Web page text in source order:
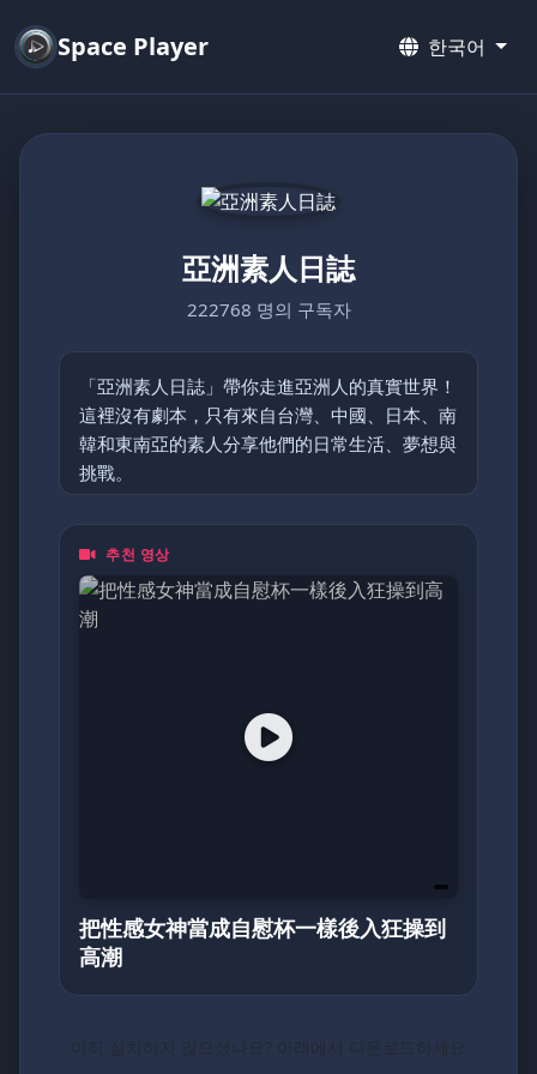
Space Player 한국어
亞洲素人日誌
222768 명의 구독자
「亞洲素人日誌」帶你走進亞洲人的真實世界！
這裡沒有劇本，只有來自台灣、中國、日本、南
韓和東南亞的素人分享他們的日常生活、夢想與
挑戰。
從鄉村的簡單快樂到都市的忙碌節奏，每支影片
都是一頁動人的日記。加入我們，探索亞洲最真
摯的面貌！
추천 영상
把性感女神當成自慰杯一樣後入狂操到
高潮
아직 설치하지 않으셨나요? 아래에서 다운로드하세요